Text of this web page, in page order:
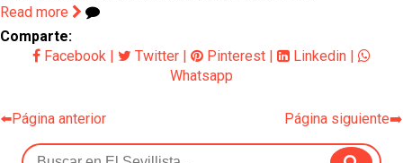
Read more
Comparte:
Facebook | Twitter | Pinterest | Linkedin |
Whatsapp
⬅️Página anterior Página siguiente➡️